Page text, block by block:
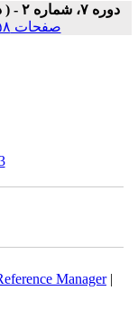
|
|Reference